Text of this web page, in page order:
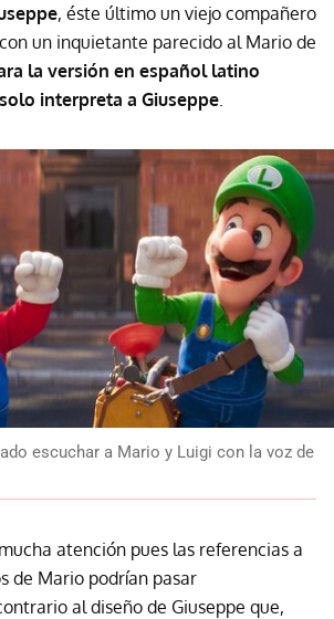
, éste último un viejo compañero
un inquietante parecido al Mario de
la versión en español latino
interpreta a Giuseppe
escuchar a Mario y Luigi con la voz de
atención pues las referencias a
de Mario podrían pasar
al diseño de Giuseppe que,